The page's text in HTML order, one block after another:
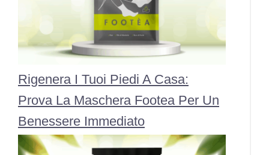
Rigenera I Tuoi Piedi A Casa:
Prova La Maschera Footea Per Un
Benessere Immediato